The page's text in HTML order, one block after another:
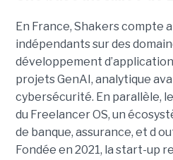
En France, Shakers compte
indépendants sur des
développement
projets GenAI, analytique
cybersécurité. En parallèle,
du Freelancer OS, un
de banque, assurance, et d
Fondée en 2021, la start-up